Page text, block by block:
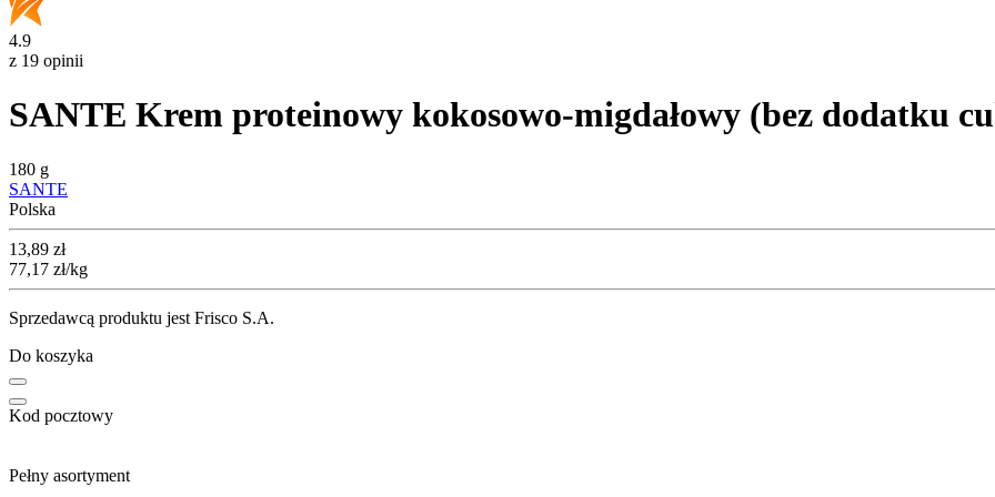
4.9
z 19 opinii
SANTE Krem proteinowy kokosowo-migdałowy (bez dodatku
180 g
SANTE
Polska
Cena
13,89 zł
77,17 zł/kg
Sprzedawcą produktu jest Frisco S.A.
Do koszyka
Kod pocztowy
Pełny asortyment